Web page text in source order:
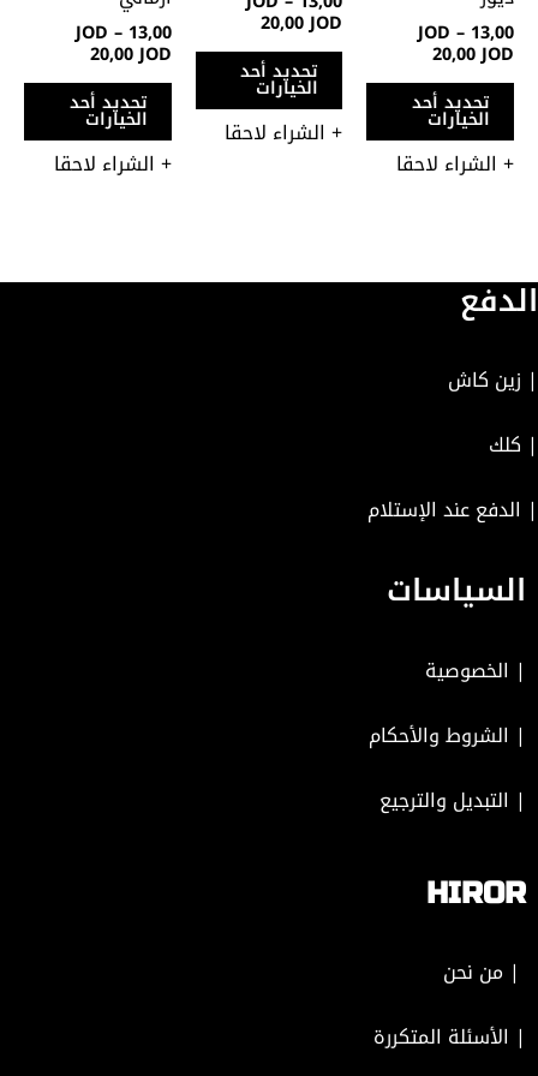
13,00
JOD –
20,00JOD
تحديد أحد
الخيارات
اختيار
الخيارات
على
صفحة
المنتج
+ الشراء لاحقا
20,00JOD
تحديد أحد
الخيارات
اختيار
الخيارات
على
صفحة
المنتج
+ الشراء لاحقا
13,00
JOD –
20,00JOD
تحديد أحد
الخيارات
+ الشراء لاحقا
الدفع
| زين كاش
| كلك
| الدفع عند الإستلام
السياسات
| الخصوصية
| الشروط والأحكام
| التبديل والترجيع
HIROR
| من نحن
| الأسئلة المتكررة